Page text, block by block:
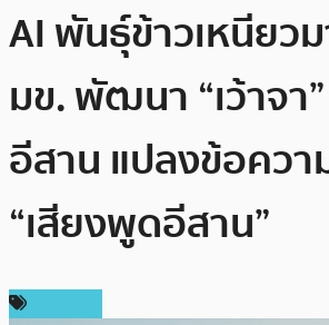
AI พันธุ์ข้าวเหนียว
มข. พัฒนา “เว้าจา”
อีสาน แปลงข้อควา
“เสียงพูดอีสาน”